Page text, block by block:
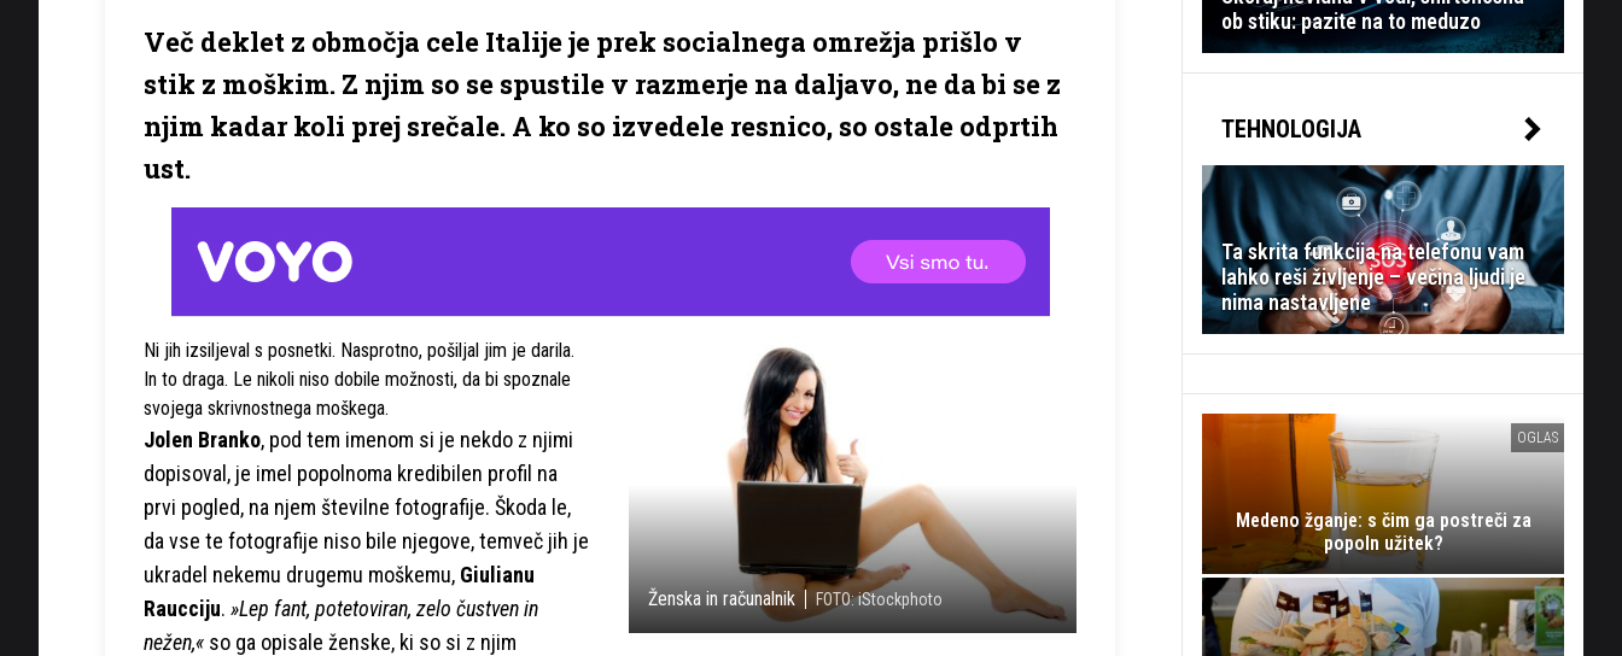
Več deklet z območja cele Italije je prek socialnega omrežja prišlo v
stik z moškim. Z njim so se spustile v razmerje na daljavo, ne da bi se z
njim kadar koli prej srečale. A ko so izvedele resnico, so ostale odprtih
ust.
Ženska in računalnik FOTO: iStockphoto
Ni jih izsiljeval s posnetki. Nasprotno, pošiljal jim je darila.
In to draga. Le nikoli niso dobile možnosti, da bi spoznale
svojega skrivnostnega moškega.
Jolen Branko, pod tem imenom si je nekdo z njimi
dopisoval, je imel popolnoma kredibilen profil na
prvi pogled, na njem številne fotografije. Škoda le,
da vse te fotografije niso bile njegove, temveč jih je
ukradel nekemu drugemu moškemu, Giulianu
Raucciju. »Lep fant, potetoviran, zelo čustven in
nežen,« so ga opisale ženske, ki so si z njim
ob stiku: pazite na to meduzo
TEHNOLOGIJA
Ta skrita funkcija na telefonu vam
lahko reši življenje – večina ljudi je
nima nastavljene
OGLAS
Medeno žganje: s čim ga postreči za
popoln užitek?